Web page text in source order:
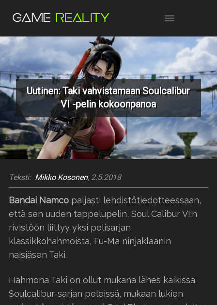
Uutinen: Taki vahvistamaan Soulcalibur
VI -pelin kokoonpanoa
Teksti: Mikko Kosonen, 2.5.2018
Bandai Namco paljasti lehdistötiedotteessaan,
että sen uuden tappelupelin, Soul Calibur VI:n
rivistöön liittyy yksi pelisarjan
klassikkohahmoista, Fu-Ma ninjaklaanin
naisjäsen Taki.
Hahmona Taki on ollut mukana lähes kaikissa
Soulcalibur-sarjan peleissä, mukaan lukien